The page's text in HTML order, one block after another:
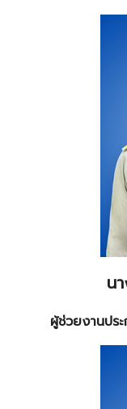
น
ผู้ช่วยงานปร